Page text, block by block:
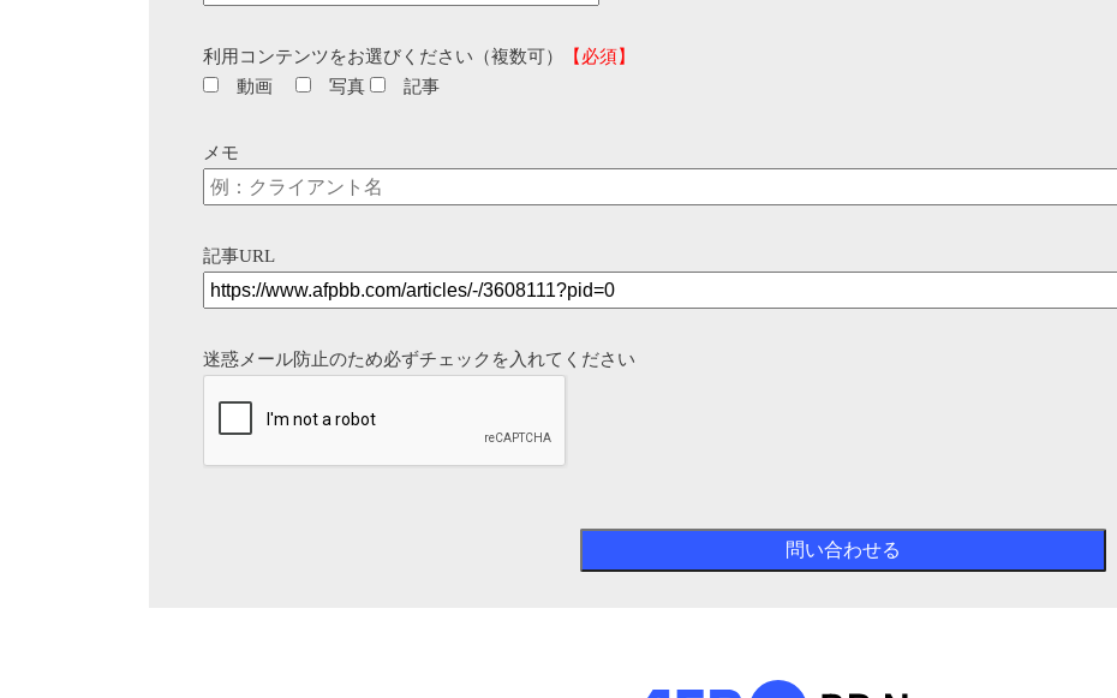
利用コンテンツをお選びください（複数可）
【必須】
動画
写真 記事
メモ
記事URL
迷惑メール防止のため必ずチェックを入れてください